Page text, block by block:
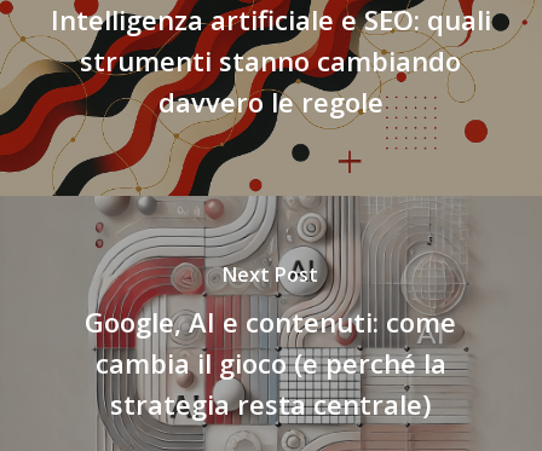
Intelligenza artificiale e SEO: quali
strumenti stanno cambiando
davvero le regole
Next Post
Google, AI e contenuti: come
cambia il gioco (e perché la
strategia resta centrale)